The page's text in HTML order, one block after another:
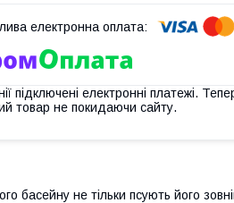
підключені електронні платежі.
товар не покидаючи сайту.
басейну не тільки псують його